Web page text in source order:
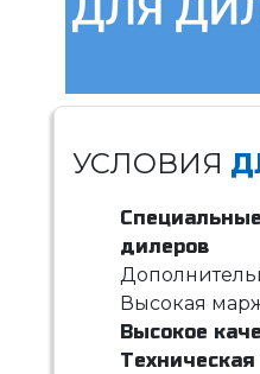
УСЛОВИЯ
дилеров
Высокая
Высокое